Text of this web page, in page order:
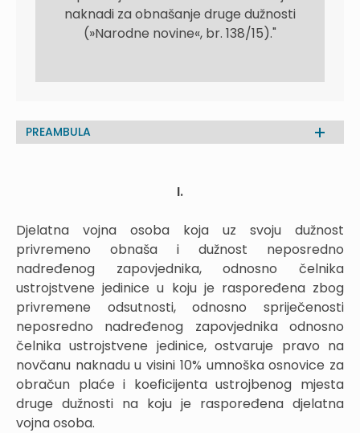
naknadi za obnašanje druge dužnosti
(»Narodne novine«, br. 138/15)."
PREAMBULA
I.
Djelatna vojna osoba koja uz svoju dužnost
privremeno obnaša i dužnost neposredno
nadređenog zapovjednika, odnosno čelnika
ustrojstvene jedinice u koju je raspoređena zbog
privremene odsutnosti, odnosno spriječenosti
neposredno nadređenog zapovjednika odnosno
čelnika ustrojstvene jedinice, ostvaruje pravo na
novčanu naknadu u visini 10% umnoška osnovice za
obračun plaće i koeficijenta ustrojbenog mjesta
druge dužnosti na koju je raspoređena djelatna
vojna osoba.